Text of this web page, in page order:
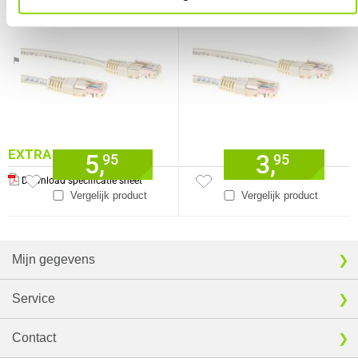
Verkrijgbaar sinds
Juni 2016
⚑ Fout melden
EXTRA INFORMATIE
Download specificatie sheet
Vergelijk product
5,95
Vergelijk product
3,95
Mijn gegevens
Service
Contact